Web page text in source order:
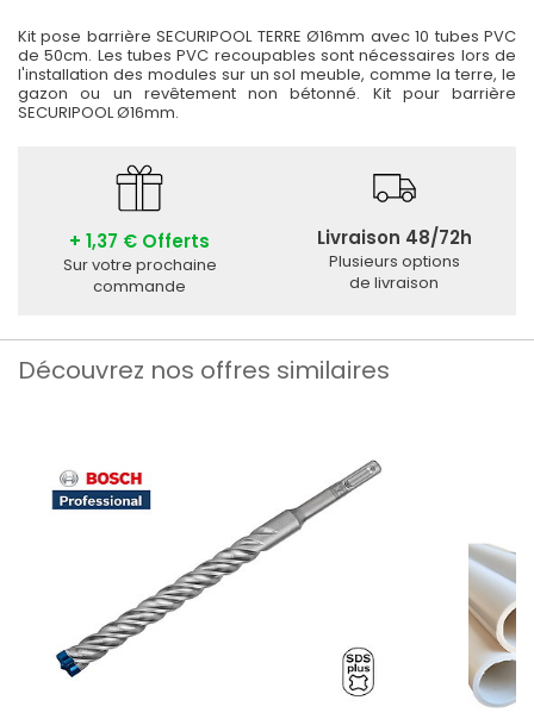
Kit pose barrière SECURIPOOL TERRE Ø16mm avec 10 tubes PVC
de 50cm. Les tubes PVC recoupables sont nécessaires lors de
l'installation des modules sur un sol meuble, comme la terre, le
gazon ou un revêtement non bétonné. Kit pour barrière
SECURIPOOL Ø16mm.
+ 1,37 € Offerts
Sur votre prochaine
commande
Livraison 48/72h
Plusieurs options
de livraison
Découvrez nos offres similaires